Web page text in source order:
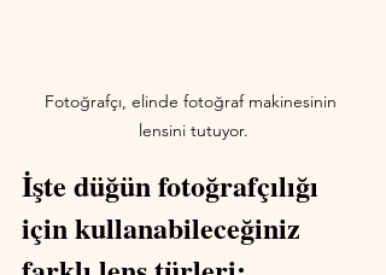
Fotoğrafçı, elinde fotoğraf makinesinin
lensini tutuyor.
İşte düğün fotoğrafçılığı
için kullanabileceğiniz